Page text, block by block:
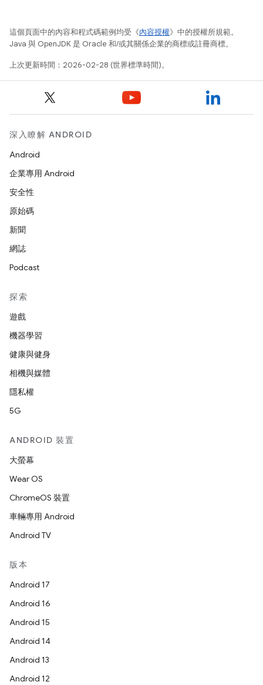
這個頁面中的內容和程式碼範例均受《內容授權》中的授權所規範。
Java 與 OpenJDK 是 Oracle 和/或其關係企業的商標或註冊商標。
上次更新時間：2026-02-28 (世界標準時間)。
深入瞭解 ANDROID
Android
企業專用 Android
安全性
原始碼
新聞
網誌
Podcast
探索
遊戲
機器學習
健康與健身
相機與媒體
隱私權
5G
ANDROID 裝置
大螢幕
Wear OS
ChromeOS 裝置
車輛專用 Android
Android TV
版本
Android 17
Android 16
Android 15
Android 14
Android 13
Android 12